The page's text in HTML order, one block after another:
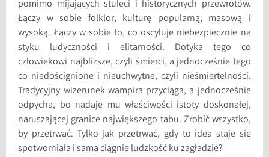
pomimo mijających stuleci i historycznych przewrotów.
Łączy w sobie folklor, kulturę popularną, masową i
wysoką. Łączy w sobie to, co oscyluje niebezpiecznie na
styku ludyczności i elitarności. Dotyka tego co
człowiekowi najbliższe, czyli śmierci, a jednocześnie tego
co niedoścignione i nieuchwytne, czyli nieśmiertelności.
Tradycyjny wizerunek wampira przyciąga, a jednocześnie
odpycha, bo nadaje mu właściwości istoty doskonałej,
naruszającej granice największego tabu. Zrobić wszystko,
by przetrwać. Tylko jak przetrwać, gdy to idea staje się
spotworniała i sama ciągnie ludzkość ku zagładzie?